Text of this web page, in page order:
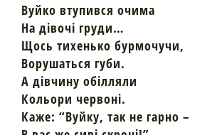
Вуйко втупився очима
На дівочі груди…
Щось тихенько бурмочучи,
Ворушаться губи.
А дівчину обілляли
Кольори червоні.
Каже: “Вуйку, так не гарно –